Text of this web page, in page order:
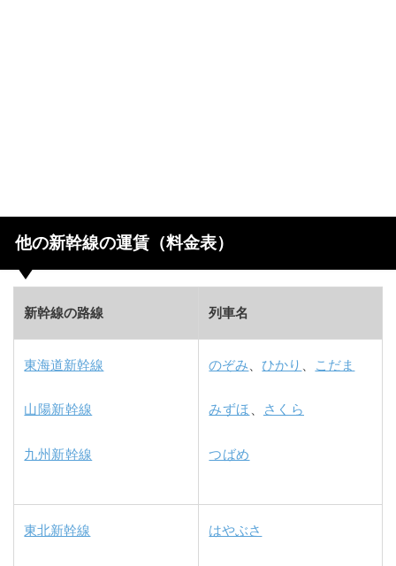
他の新幹線の運賃（料金表）
新幹線の路線 列車名
東海道新幹線
山陽新幹線
九州新幹線
のぞみ 、ひかり こだま
みずほ さくら
つばめ
東北新幹線 はやぶさ